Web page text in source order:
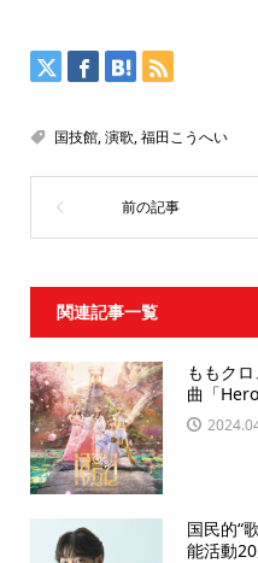
国技館,演歌,福田こうへい
関連記事一覧
ももク
曲「
国民的“
能活動